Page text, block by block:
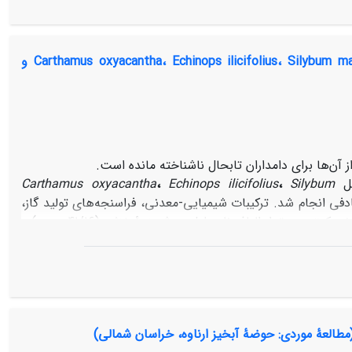
روش‌های مورد مطالعه، نمودار جعبه‌ای و روش انحراف مطلق
می‌شود.
ترکیبات شیمایی-معدنی، قابلیت هضم و ظرفیت بافری گونه‌های مرتعی Carthamus oxyacantha، Echinops ilicifolius، Silybum marianum و
برای دامداران تابحال ناشناخته مانده است.
Carthamus oxyacantha، Echinops ilicifolius، Silybum
طرح کاملاً تصادفی انجام شد. ترکیبات شیمیایی-معدنی، فراسنجه‌های تولید گاز،
ظرفیت بافری و برخی پارامترهای تخمیر شکمبه‌ای در شرایط آزمایشگاهی تعیین شدند. کمترین مقدار الیاف نامحلول در شویندۀ خنثی (41/16 درصد) و
Eremurus luteus
Carthamus oxyacantha
تا 84/9
3-10) بود (0001/0>P). مقدار pH گیاه از 36/5 برای موردی: حوضۀ آبخیز ارناوه، خراسان شمالی)